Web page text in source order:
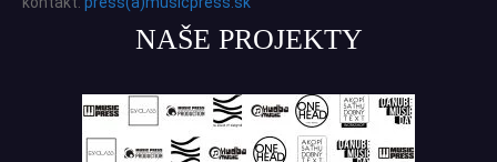
NAŠE PROJEKTY